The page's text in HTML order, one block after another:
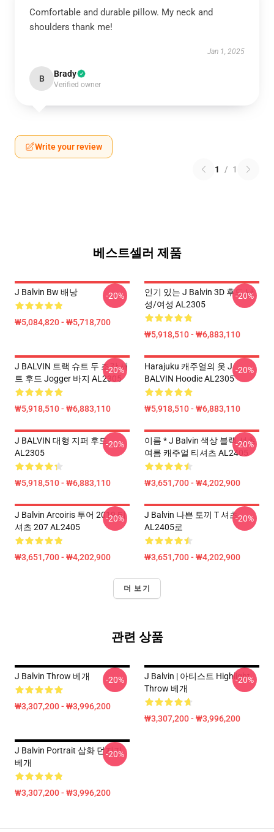
Comfortable and durable pillow. My neck and
shoulders thank me!
Jan 1, 2025
B Brady
Verified owner
Write your review
1 / 1
베스트셀러 제품
J Balvin Bw 배낭
₩5,084,820 - ₩5,718,700
-20%
인기 있는 J Balvin 3D 후드 남
성/여성 AL2305
₩5,918,510 - ₩6,883,110
-20%
J BALVIN 트랙 슈트 두 조각 세
트 후드 Jogger 바지 AL2305
₩5,918,510 - ₩6,883,110
-20%
Harajuku 캐주얼의 옷 J
BALVIN Hoodie AL2305
₩5,918,510 - ₩6,883,110
-20%
J BALVIN 대형 지퍼 후드
AL2305
₩5,918,510 - ₩6,883,110
-20%
이름 * J Balvin 색상 블랙 셔츠
여름 캐주얼 티셔츠 AL2405
₩3,651,700 - ₩4,202,900
-20%
J Balvin Arcoiris 투어 2019 티
셔츠 207 AL2405
₩3,651,700 - ₩4,202,900
-20%
J Balvin 나쁜 토끼 T 셔츠
AL2405로
₩3,651,700 - ₩4,202,900
-20%
더 보기
관련 상품
J Balvin Throw 베개
₩3,307,200 - ₩3,996,200
-20%
J Balvin | 아티스트 Highlight
Throw 베개
₩3,307,200 - ₩3,996,200
-20%
J Balvin Portrait 삽화 던지기
베개
₩3,307,200 - ₩3,996,200
-20%